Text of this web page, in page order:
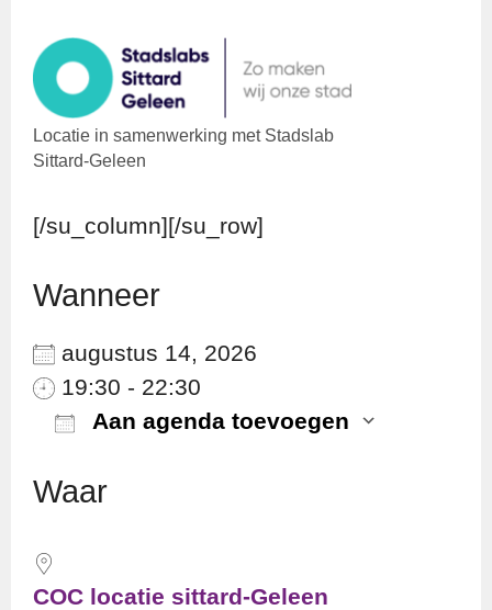
Locatie in samenwerking met Stadslab
Sittard-Geleen
[/su_column][/su_row]
Wanneer
augustus 14, 2026
19:30 - 22:30
Aan agenda toevoegen
Waar
COC locatie sittard-Geleen